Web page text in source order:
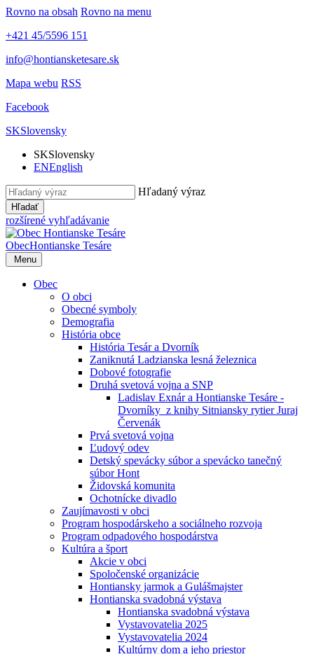
Rovno na obsah Rovno na menu
+421 45/5596 151
info@hontiansketesare.sk
Mapa webu RSS
Facebook
SKSlovensky
SKSlovensky
ENEnglish
Hľadaný výraz
Hľadať
rozšírené vyhľadávanie
ObecHontianske Tesáre
Menu
Obec
O obci
Obecné symboly
Demografia
História obce
História Tesár a Dvorník
Zaniknutá Ladzianska lesná železnica
Dobové fotografie
Druhá svetová vojna a SNP
Ladislav Exnár a Hontianske Tesáre -
Dvorníky z knihy Sitniansky rytier Juraj
Červenák
Prvá svetová vojna
Ľudový odev
Detský spevácky súbor a spevácko tanečný
súbor Hont
Židovská komunita
Ochotnícke divadlo
Zaujímavosti v obci
Program hospodárskeho a sociálneho rozvoja
Program odpadového hospodárstva
Kultúra a šport
Akcie v obci
Spoločenské organizácie
Hontiansky jarmok a Gulášmajster
Hontianska svadobná výstava
Hontianska svadobná výstava
Vystavovatelia 2025
Vystavovatelia 2024
Kultúrny dom a jeho priestor